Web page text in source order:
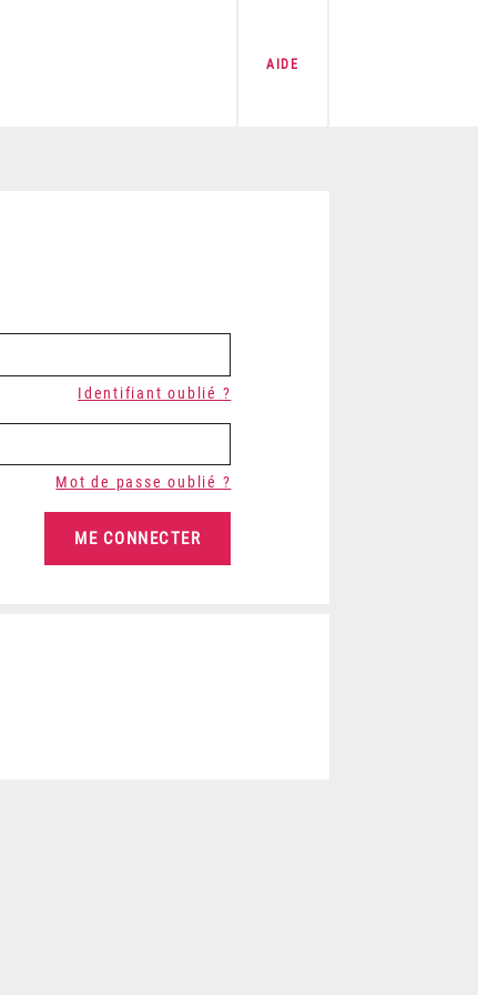
AIDE
Identifiant oublié ?
Mot de passe oublié ?